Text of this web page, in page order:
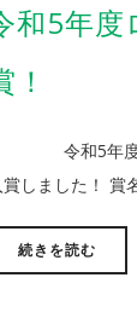
和5年度
！
和5年度ログ
賞しました！
続きを読む